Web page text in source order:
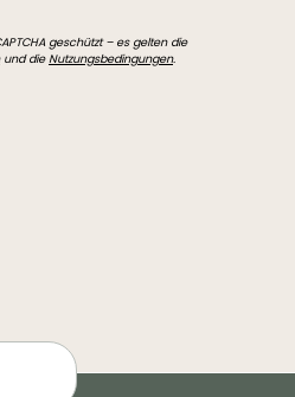
geschützt – es gelten die
und dieNutzungsbedingungen.